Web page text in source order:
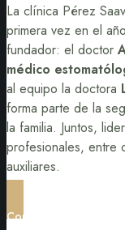
La clínica Pérez
primera vez en el
fundador: el doctor
médico
al equipo la doctora
forma parte de la
la familia. Juntos,
profesionales, entre
auxiliares.
Conoce al Equipo